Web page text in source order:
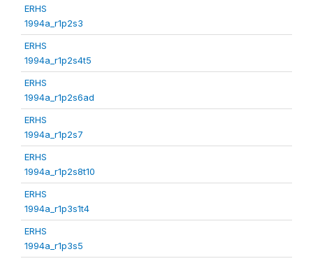
ERHS
1994a_r1p2s3
ERHS
1994a_r1p2s4t5
ERHS
1994a_r1p2s6ad
ERHS
1994a_r1p2s7
ERHS
1994a_r1p2s8t10
ERHS
1994a_r1p3s1t4
ERHS
1994a_r1p3s5